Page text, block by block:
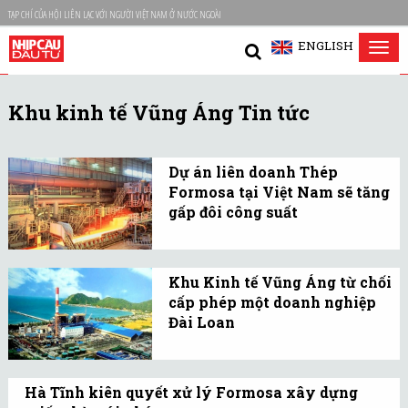
TẠP CHÍ CỦA HỘI LIÊN LẠC VỚI NGƯỜI VIỆT NAM Ở NƯỚC NGOÀI
ENGLISH
Khu kinh tế Vũng Áng Tin tức
Dự án liên doanh Thép
Formosa tại Việt Nam sẽ tăng
gấp đôi công suất
giữa năm 2018 và sẽ giúp
công ty tăng gấp đôi sản
Khu Kinh tế Vũng Áng từ chối
cấp phép một doanh nghiệp
Đài Loan
từ chối nhiều doanh
Hà Tĩnh kiên quyết xử lý Formosa xây dựng